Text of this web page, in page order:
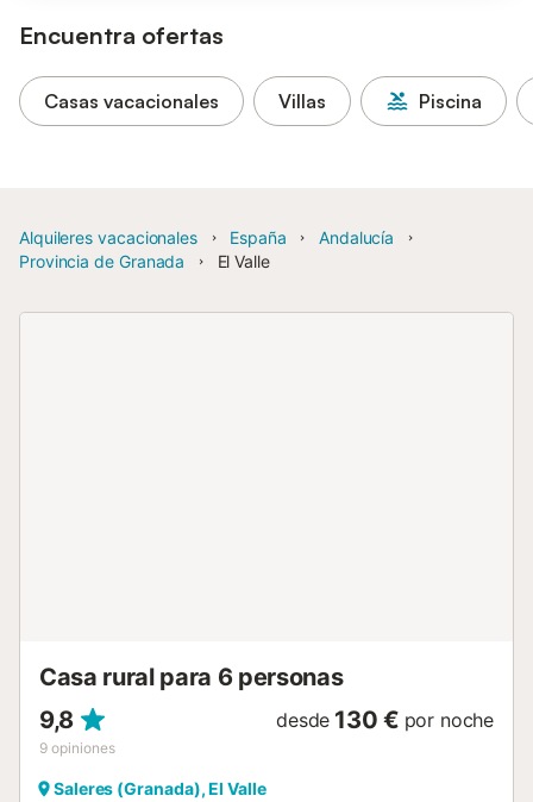
Encuentra ofertas
Casas vacacionales Villas Piscina
Alquileres vacacionales España
Andalucía
Provincia de Granada
El Valle
Casa rural para 6 personas
9,8
9 opiniones
desde 130 € por noche
Saleres (Granada), El Valle